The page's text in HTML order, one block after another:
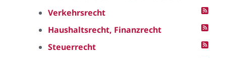
Verkehrsrecht
Haushaltsrecht, Finanzrecht
Steuerrecht